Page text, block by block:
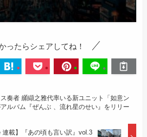
ったらシェアしてね！
奏者 纐纈之雅代率いる新ユニット「如意ン
ルバム『ぜんぶ 、流れ星のせい』をリリー
連載】『あの頃も言い訳』vol.3